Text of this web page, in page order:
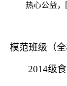
热心公益，
模范班级（
2014级